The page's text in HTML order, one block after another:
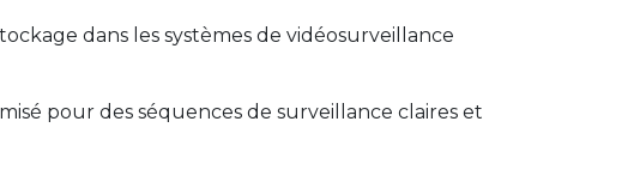
dans les systèmes de vidéosurveillance
pour des séquences de surveillance claires et